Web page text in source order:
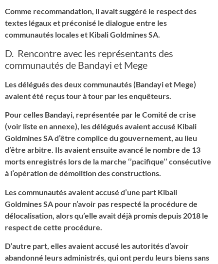
Comme recommandation, il avait suggéré le respect des
textes légaux et préconisé le dialogue entre les
communautés locales et Kibali Goldmines SA.
D. Rencontre avec les représentants des
communautés de Bandayi et Mege
Les délégués des deux communautés (Bandayi et Mege)
avaient été reçus tour à tour par les enquêteurs.
Pour celles Bandayi, représentée par le Comité de crise
(voir liste en annexe), les délégués avaient accusé Kibali
Goldmines SA d’être complice du gouvernement, au lieu
d’être arbitre. Ils avaient ensuite avancé le nombre de 13
morts enregistrés lors de la marche ‘’pacifique’’ consécutive
à l’opération de démolition des constructions.
Les communautés avaient accusé d’une part Kibali
Goldmines SA pour n’avoir pas respecté la procédure de
délocalisation, alors qu’elle avait déjà promis depuis 2018 le
respect de cette procédure.
D’autre part, elles avaient accusé les autorités d’avoir
abandonné leurs administrés, qui ont perdu leurs biens sans